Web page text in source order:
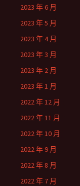
2023 年 6 月
2023 年 5 月
2023 年 4 月
2023 年 3 月
2023 年 2 月
2023 年 1 月
2022 年 12 月
2022 年 11 月
2022 年 10 月
2022 年 9 月
2022 年 8 月
2022 年 7 月